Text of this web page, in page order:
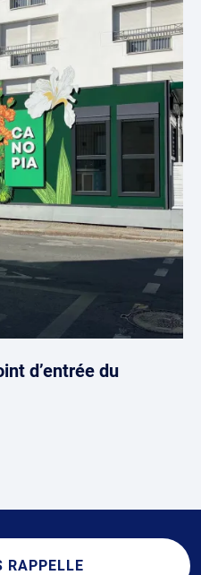
d’entrée du
RAPPELLE